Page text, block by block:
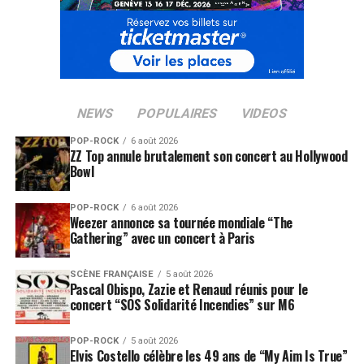
l’écossaise Siobhan Wilson pour une ballade en
apesanteur et Sally Shapiro, princesse disco nordique,
qui signe ici sa première collaboration.
NEWS POPULAIRES VIDEOS
POP-ROCK 6 août 2026
ZZ Top annule brutalement son concert au Hollywood
Bowl
POP-ROCK 6 août 2026
Weezer annonce sa tournée mondiale “The
Gathering” avec un concert à Paris
SCÈNE FRANÇAISE 5 août 2026
Pascal Obispo, Zazie et Renaud réunis pour le
concert “SOS Solidarité Incendies” sur M6
POP-ROCK 5 août 2026
Elvis Costello célèbre les 49 ans de “My Aim Is True”